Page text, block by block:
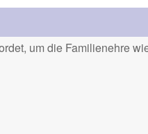
um die Familienehre